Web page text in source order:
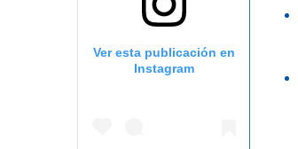
Ver esta publicación en
Instagram